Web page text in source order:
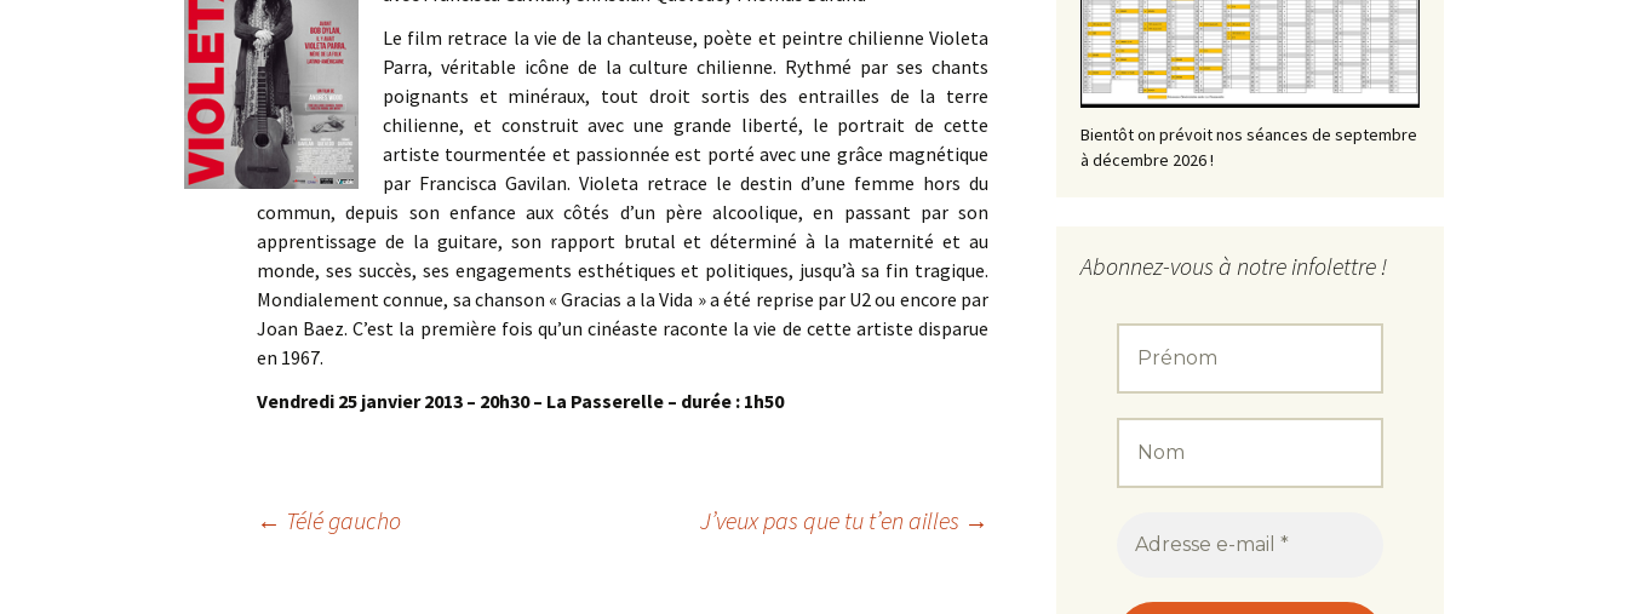
Le film retrace la vie de la chanteuse, poète et peintre chilienne Violeta
Parra, véritable icône de la culture chilienne. Rythmé par ses chants
poignants et minéraux, tout droit sortis des entrailles de la terre
chilienne, et construit avec une grande liberté, le portrait de cette
artiste tourmentée et passionnée est porté avec une grâce magnétique
par Francisca Gavilan. Violeta retrace le destin d’une femme hors du
commun, depuis son enfance aux côtés d’un père alcoolique, en passant par son
apprentissage de la guitare, son rapport brutal et déterminé à la maternité et au
monde, ses succès, ses engagements esthétiques et politiques, jusqu’à sa fin tragique.
Mondialement connue, sa chanson « Gracias a la Vida » a été reprise par U2 ou encore par
Joan Baez. C’est la première fois qu’un cinéaste raconte la vie de cette artiste disparue
en 1967.
Vendredi 25 janvier 2013 – 20h30 – La Passerelle – durée : 1h50
← Télé gaucho J’veux pas que tu t’en ailles →
Bientôt on prévoit nos séances de septembre
à décembre 2026 !
Abonnez-vous à notre infolettre !